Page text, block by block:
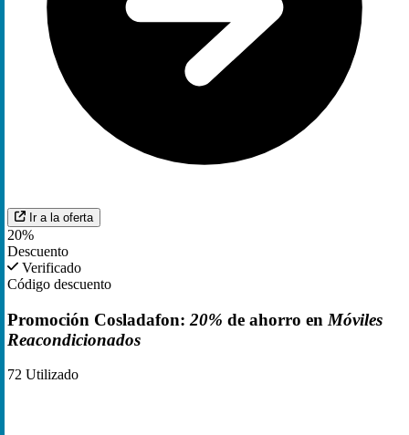
Ir a la oferta
20%
Descuento
Verificado
Código descuento
Promoción Cosladafon: 20% de ahorro en Móviles
Reacondicionados
72 Utilizado